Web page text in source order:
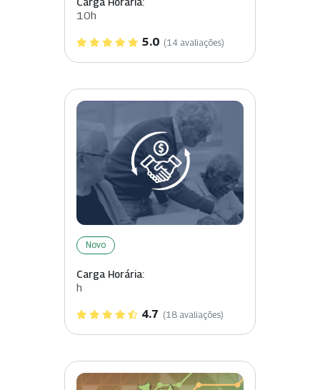
10h
5.0 (14 avaliações)
Novo
Carga Horária:
h
4.7 (18 avaliações)